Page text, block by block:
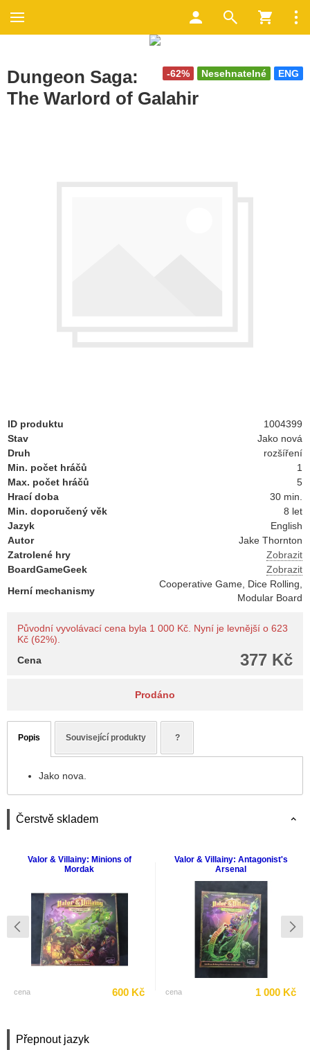
Přepnout jazyk
ENG
Nesehnatelné
-62%
Dungeon Saga:
The Warlord of Galahir
ID produktu
1004399
Stav
Jako nová
Druh
rozšíření
Min. počet hráčů
1
Max. počet hráčů
5
Hrací doba
30 min.
Min. doporučený věk
8 let
Jazyk
English
Autor
Jake Thornton
Zatrolené hry
Zobrazit
BoardGameGeek
Zobrazit
Herní mechanismy
Cooperative Game, Dice Rolling,
Modular Board
Původní vyvolávací cena byla 1 000 Kč. Nyní je levnější o 623
Kč (62%).
377 Kč
Cena
Prodáno
Popis Související produkty ?
Jako nova.
Čerstvě skladem
Valor & Villainy: Minions of
Mordak
cena 600 Kč
Valor & Villainy: Antagonist's
Arsenal
cena 1 000 Kč